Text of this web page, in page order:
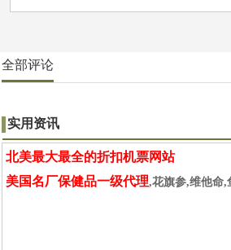
全部评论
实用资讯
北美最大最全的折扣机票网站
美国名厂保健品一级代理,花旗参,维他命,